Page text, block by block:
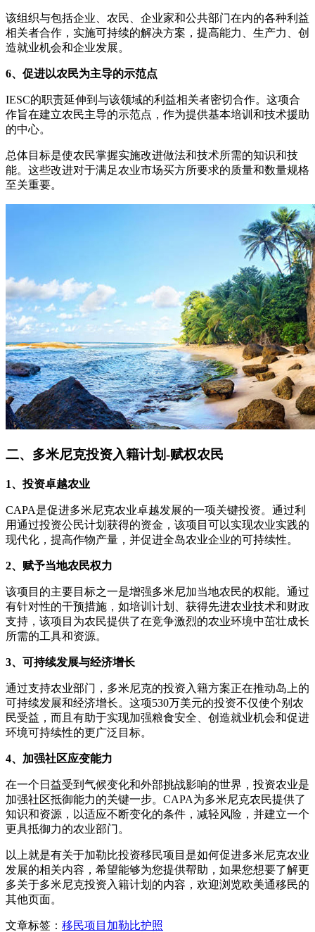
该组织与包括企业、农民、企业家和公共部门在内的各种利益
相关者合作，实施可持续的解决方案，提高能力、生产力、创
造就业机会和企业发展。
6、促进以农民为主导的示范点
IESC的职责延伸到与该领域的利益相关者密切合作。这项合
作旨在建立农民主导的示范点，作为提供基本培训和技术援助
的中心。
总体目标是使农民掌握实施改进做法和技术所需的知识和技
能。这些改进对于满足农业市场买方所要求的质量和数量规格
至关重要。
二、多米尼克投资入籍计划-赋权农民
1、投资卓越农业
CAPA是促进多米尼克农业卓越发展的一项关键投资。通过利
用通过投资公民计划获得的资金，该项目可以实现农业实践的
现代化，提高作物产量，并促进全岛农业企业的可持续性。
2、赋予当地农民权力
该项目的主要目标之一是增强多米尼加当地农民的权能。通过
有针对性的干预措施，如培训计划、获得先进农业技术和财政
支持，该项目为农民提供了在竞争激烈的农业环境中茁壮成长
所需的工具和资源。
3、可持续发展与经济增长
通过支持农业部门，多米尼克的投资入籍方案正在推动岛上的
可持续发展和经济增长。这项530万美元的投资不仅使个别农
民受益，而且有助于实现加强粮食安全、创造就业机会和促进
环境可持续性的更广泛目标。
4、加强社区应变能力
在一个日益受到气候变化和外部挑战影响的世界，投资农业是
加强社区抵御能力的关键一步。CAPA为多米尼克农民提供了
知识和资源，以适应不断变化的条件，减轻风险，并建立一个
更具抵御力的农业部门。
以上就是有关于加勒比投资移民项目是如何促进多米尼克农业
发展的相关内容，希望能够为您提供帮助，如果您想要了解更
多关于多米尼克投资入籍计划的内容，欢迎浏览欧美通移民的
其他页面。
文章标签： 移民项目 加勒比护照